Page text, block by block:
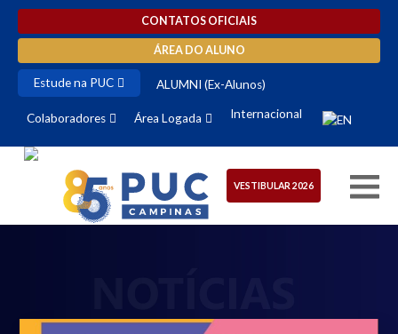
CONTATOS OFICIAIS
ÁREA DO ALUNO
Estude na PUC ALUMNI (Ex-Alunos)
Colaboradores Área Logada Internacional
VESTIBULAR 2026